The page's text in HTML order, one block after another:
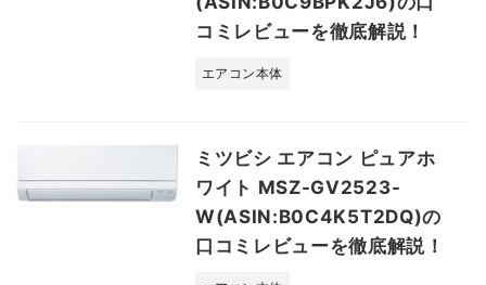
コミレビューを徹底解説！
エアコン本体
ミツビシ エアコン ピュアホ
ワイト MSZ-GV2523-
W(ASIN:B0C4K5T2DQ)の
口コミレビューを徹底解説！